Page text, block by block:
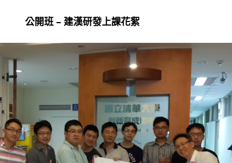
公開班 – 建漢研發上課花絮